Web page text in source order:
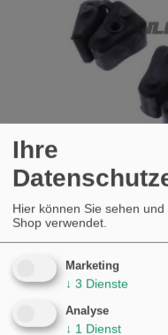
RUCKDÄMPFER
STÜCK
Ihre
Hier können Sie sehen
Shop verwendet.
Marketing
↓ 3 Dienste
Analyse
↓ 1 Dienst